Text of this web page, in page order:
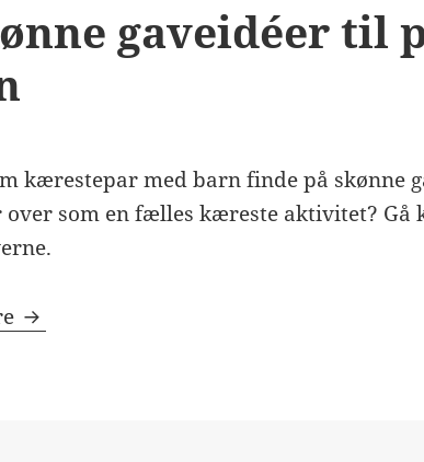
gaveidéer til
kærestepar med barn finde på skønne
over som en fælles kæreste aktivitet?
3 skønne gaveidéer til par med børn